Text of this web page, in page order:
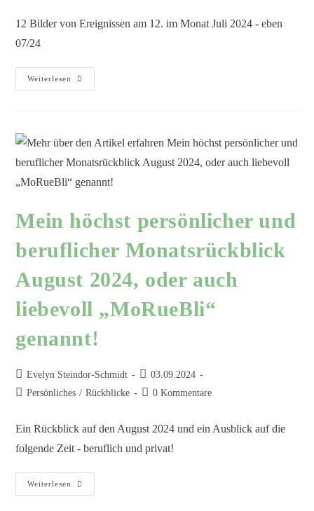
12 Bilder von Ereignissen am 12. im Monat Juli 2024 - eben
07/24
Weiterlesen
Mein höchst persönlicher und
beruflicher Monatsrückblick
August 2024, oder auch
liebevoll „MoRueBli“
genannt!
Evelyn Steindor-Schmidt
03.09.2024
Persönliches / Rückblicke 0 Kommentare
Ein Rückblick auf den August 2024 und ein Ausblick auf die
folgende Zeit - beruflich und privat!
Weiterlesen